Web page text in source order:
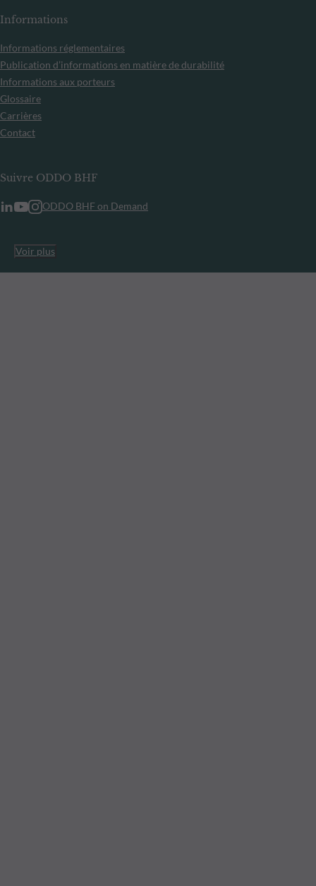
Informations
Informations réglementaires
Publication d’informations en matière de durabilité
Informations aux porteurs
Glossaire
Carrières
Contact
Suivre ODDO BHF
ODDO BHF on Demand
Voir plus